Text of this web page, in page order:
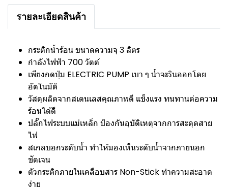
รายละเอียดสินค้า
กระติกน้ำร้อน ขนาดความจุ 3 ลิตร
กำลังไฟฟ้า 700 วัตต์
เพียงกดปุ่ม ELECTRIC PUMP เบา ๆ น้ำจะรินออกโดย
อัตโนมัติ
วัสดุผลิตจากสเตนเลสคุณภาพดี แข็งแรง ทนทานต่อความ
ร้อนได้ดี
ปลั๊กไฟระบบแม่เหล็ก ป้องกันอุบัติเหตุจากการสะดุดสาย
ไฟ
สเกลบอกระดับน้ำ ทำให้มองเห็นระดับน้ำจากภายนอก
ชัดเจน
ตัวกระติกภายในเคลือบสาร Non-Stick ทำความสะอาด
ง่าย